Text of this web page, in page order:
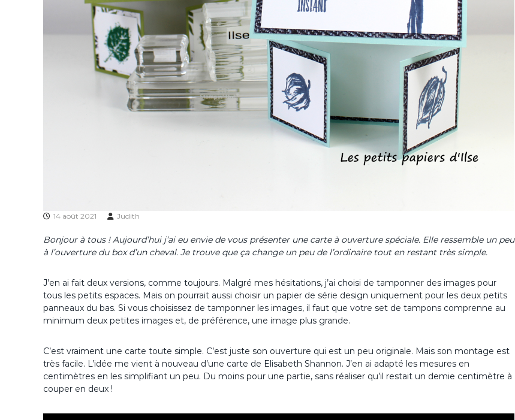
14 août 2021 Judith
Bonjour à tous ! Aujourd’hui j’ai eu envie de vous présenter une carte à ouverture spéciale. Elle ressemble un peu
à l’ouverture du box d’un cheval. Je trouve que ça change un peu de l’ordinaire tout en restant très simple.
J’en ai fait deux versions, comme toujours. Malgré mes hésitations, j’ai choisi de tamponner des images pour
tous les petits espaces. Mais on pourrait aussi choisir un papier de série design uniquement pour les deux petits
panneaux du bas. Si vous choisissez de tamponner les images, il faut que votre set de tampons comprenne au
minimum deux petites images et, de préférence, une image plus grande.
C’est vraiment une carte toute simple. C’est juste son ouverture qui est un peu originale. Mais son montage est
très facile. L’idée me vient à nouveau d’une carte de Elisabeth Shannon. J’en ai adapté les mesures en
centimètres en les simplifiant un peu. Du moins pour une partie, sans réaliser qu’il restait un demie centimètre à
couper en deux !